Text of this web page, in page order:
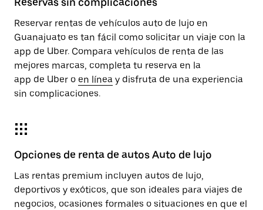
Reservar rentas de vehículos auto de lujo en
Guanajuato es tan fácil como solicitar un viaje con la
app de Uber. Compara vehículos de renta de las
mejores marcas, completa tu reserva en la
app de Uber o en línea y disfruta de una experiencia
sin complicaciones.
Opciones de renta de autos Auto de lujo
Las rentas premium incluyen autos de lujo,
deportivos y exóticos, que son ideales para viajes de
negocios, ocasiones formales o situaciones en que el